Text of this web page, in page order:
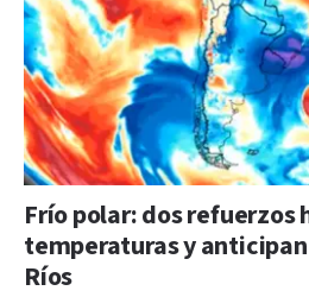
Frío polar: dos refuerzos
temperaturas y
Ríos